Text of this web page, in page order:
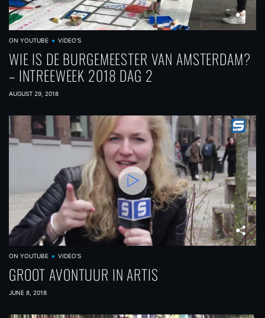
ON YOUTUBE VIDEO'S
WIE IS DE BURGEMEESTER VAN AMSTERDAM?
– INTREEWEEK 2018 DAG 2
AUGUST 29, 2018
ON YOUTUBE VIDEO'S
GROOT AVONTUUR IN ARTIS
JUNE 8, 2018